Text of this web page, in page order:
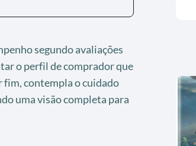
segundo avaliações
o perfil de comprador que
fim, contempla o cuidado
uma visão completa para